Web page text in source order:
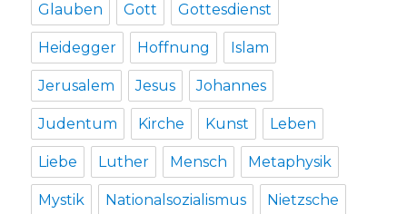
Glauben Gott Gottesdienst
Heidegger Hoffnung Islam
Jerusalem Jesus Johannes
Judentum Kirche Kunst Leben
Liebe Luther Mensch Metaphysik
Mystik Nationalsozialismus Nietzsche